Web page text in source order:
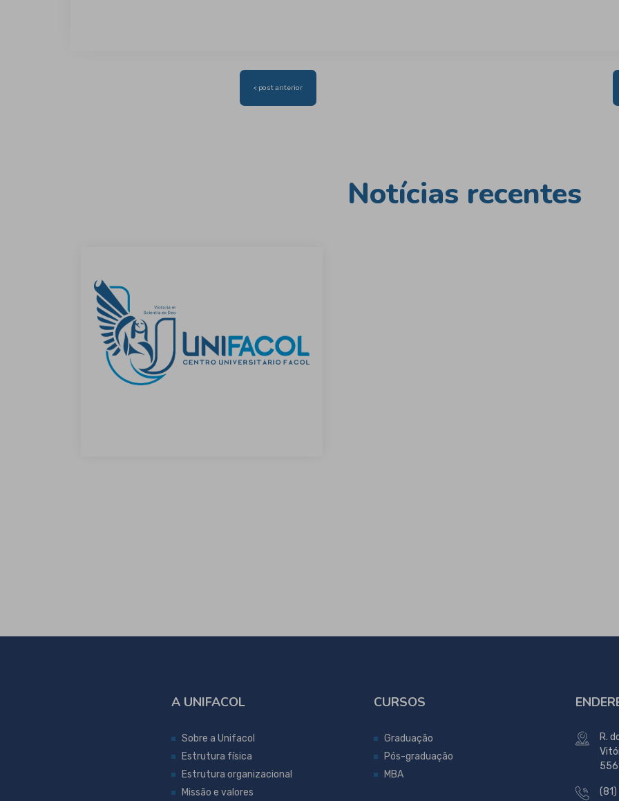
< post anterior
Notícias recentes
A UNIFACOL
Sobre a Unifacol
Estrutura física
Estrutura organizacional
Missão e valores
CURSOS
Graduação
Pós-graduação
MBA
R.